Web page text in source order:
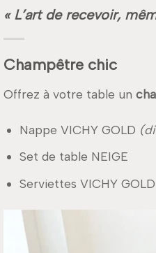
« L’art de recevoir,
Champêtre chic
Offrez à votre table un
Nappe VICHY GOLD
Set de table NEIGE
Serviettes VICHY GOLD